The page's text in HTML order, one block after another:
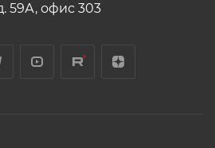
59А, офис 303